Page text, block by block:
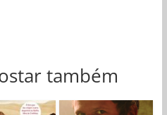
também